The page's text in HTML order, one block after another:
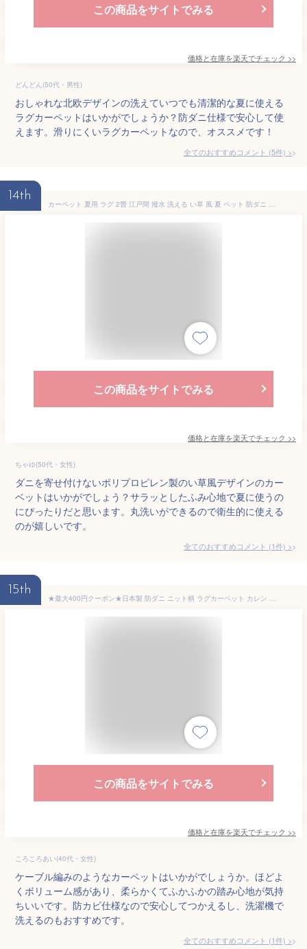
この商品をサイトでみる
価格と在庫を楽天でチェック >>
どんどん(50代・男性)
おしゃれな北欧デザインの洗えていつでも清潔的な夏に使える
ラグカーペットはいかがでしょうか？防ダニ仕様で安心して使
えます。滑りにくいラグカーペットなので、オススメです！
全てのおすすめコメント (5件) >
14th
カーペット 夏用 ラグ 2畳 江戸間 撥水 洗える い草 風 夏 ペット 防ダニ 日本製 正方形 絨毯 ラグマット 洗えるラグ ござ 国産 和室 ダイニング おしゃれ ダイニングラグ 年中 オールシーズン 薄手 リビング ゴザ マット ポリプロピレン センターラグ 拭ける 和風
この商品をサイトでみる
価格と在庫を楽天でチェック >>
ちゃゆ(50代・女性)
ダニを寄せ付けないポリプロピレン製のい草風デザインのカー
ベットはいかがでしょう？サラッとしたふみ心地で夏に使うの
にぴったりだと思います。丸洗いができるので衛生的に使える
のが嬉しいです。
全てのおすすめコメント (1件) >
15th
★最大400円クーポン★日本製 防ダニ ニット柄 ラグカーペット カレン 長方形 130×185cm 洗える ラグマット 洗濯 絨毯 マット じゅうたん 柄 ホットカーペット対応 床暖対応 子供部屋 リビング 子供 オシャレ おしゃれ/一人 北欧 モダン デザイン シンプル 人気 おすすめ
この商品をサイトでみる
価格と在庫を楽天でチェック >>
ころころあい(40代・女性)
ケーブル編みのようなカーペットはいかがでしょうか。ほどよ
くボリューム感があり、柔らかくてふかふかの踏み心地が気持
ちいいです。防カビ仕様なので安心してつかえるし、洗濯機で
洗えるのもおすすめです。
全てのおすすめコメント (1件) >